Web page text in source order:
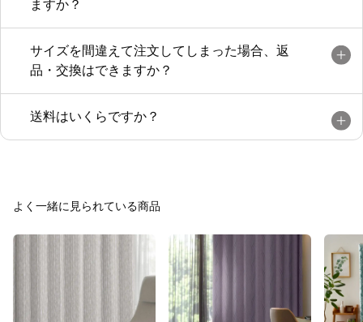
ますか？
サイズを間違えて注文してしまった場合、返
品・交換はできますか？
送料はいくらですか？
よく一緒に見られている商品